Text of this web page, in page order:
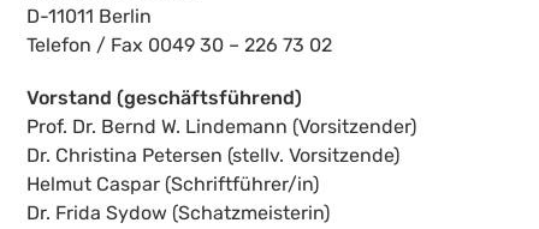
D-11011 Berlin
Telefon / Fax 0049 30 – 226 73 02
Vorstand (geschäftsführend)
Prof. Dr. Bernd W. Lindemann (Vorsitzender)
Dr. Christina Petersen (stellv. Vorsitzende)
Helmut Caspar (Schriftführer/in)
Dr. Frida Sydow (Schatzmeisterin)